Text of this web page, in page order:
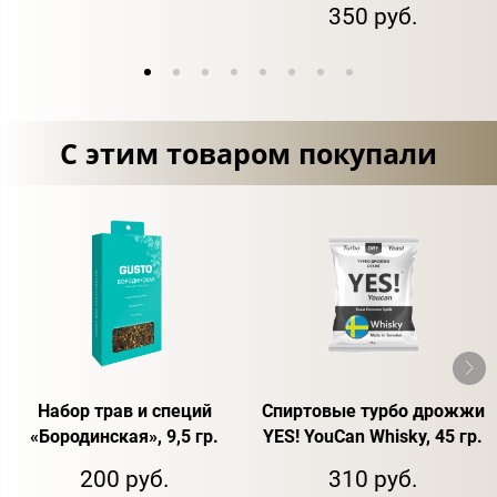
350 руб.
С этим товаром покупали
Набор трав и специй
«Бородинская», 9,5 гр.
200 руб.
Спиртовые турбо дрожжи
YES! YouCan Whisky, 45 гр.
310 руб.